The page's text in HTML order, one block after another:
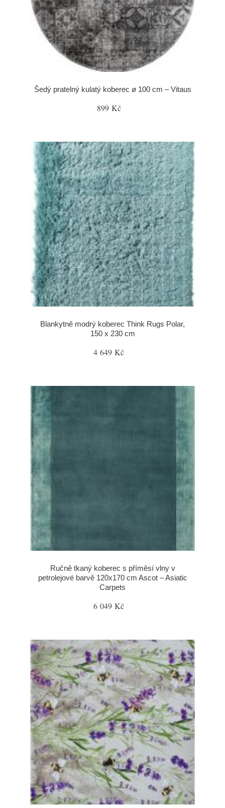
Šedý pratelný kulatý koberec ø 100 cm – Vitaus
899 Kč
Blankytně modrý koberec Think Rugs Polar,
150 x 230 cm
4 649 Kč
Ručně tkaný koberec s příměsí vlny v
petrolejové barvě 120x170 cm Ascot – Asiatic
Carpets
6 049 Kč